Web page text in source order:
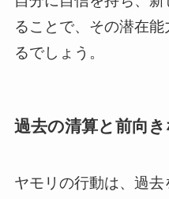
ることで、その潜在
るでしょう。
過去の清算と前向
ヤモリの行動は、過